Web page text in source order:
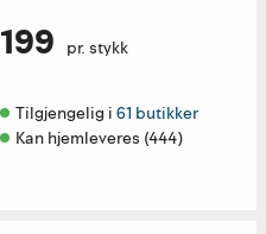
199 pr. stykk
Tilgjengelig i 61 butikker
Kan hjemleveres (444)